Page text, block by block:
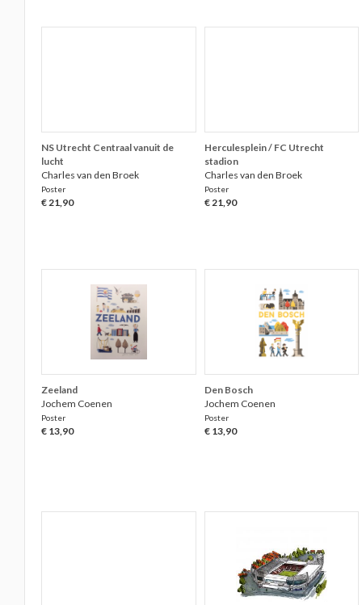
NS Utrecht Centraal vanuit de
lucht
Charles van den Broek
Poster
€ 21,90
Herculesplein / FC Utrecht
stadion
Charles van den Broek
Poster
€ 21,90
Zeeland
Jochem Coenen
Poster
€ 13,90
Den Bosch
Jochem Coenen
Poster
€ 13,90